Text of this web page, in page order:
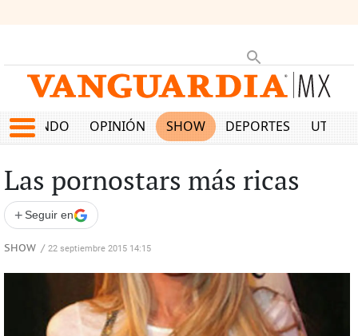
MUNDO OPINIÓN SHOW DEPORTES
Las pornostars más ricas
+ Seguir en
SHOW / 22 septiembre 2015 14:15